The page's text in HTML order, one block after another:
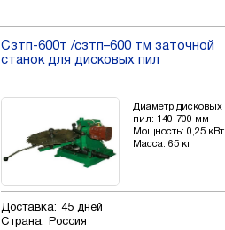
Cзтп-600т /сзтп–600 тм заточной
станок для дисковых пил
Диаметр дисковых
пил: 140-700 мм
Мощность: 0,25 кВт
Масса: 65 кг
Доставка: 45 дней
Страна:
Россия